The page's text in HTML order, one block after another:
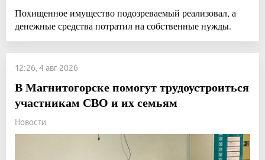
Похищенное имущество подозреваемый реализовал, а
денежные средства потратил на собственные нужды.
12:26, 4 авг 2026
В Магнитогорске помогут трудоустроиться
участникам СВО и их семьям
Новости